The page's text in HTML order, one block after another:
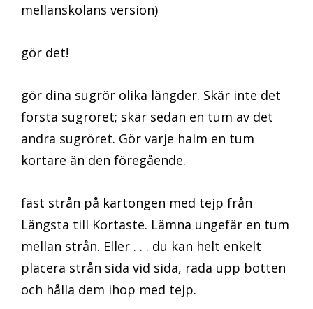
mellanskolans version)
gör det!
gör dina sugrör olika längder. Skär inte det
första sugröret; skär sedan en tum av det
andra sugröret. Gör varje halm en tum
kortare än den föregående.
fäst strån på kartongen med tejp från
Längsta till Kortaste. Lämna ungefär en tum
mellan strån. Eller . . . du kan helt enkelt
placera strån sida vid sida, rada upp botten
och hålla dem ihop med tejp.